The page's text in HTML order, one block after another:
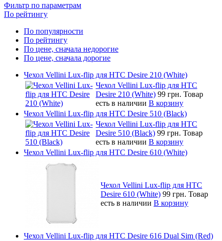
Фильтр по параметрам
По рейтингу
По популярности
По рейтингу
По цене, сначала недорогие
По цене, сначала дорогие
Чехол Vellini Lux-flip для HTC Desire 210 (White)
Чехол Vellini Lux-flip для HTC
Desire 210 (White) 99 грн. Товар
есть в наличии В корзину
Чехол Vellini Lux-flip для HTC Desire 510 (Black)
Чехол Vellini Lux-flip для HTC
Desire 510 (Black) 99 грн. Товар
есть в наличии В корзину
Чехол Vellini Lux-flip для HTC Desire 610 (White)
Чехол Vellini Lux-flip для HTC
Desire 610 (White) 99 грн. Товар
есть в наличии В корзину
Чехол Vellini Lux-flip для HTC Desire 616 Dual Sim (Red)